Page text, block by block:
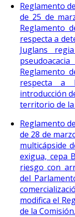
Reglamento
de 25 de
Reglamento
respecta a
Juglans
Reglamento
respecta a
introducción
territorio de la
Reglamento
de 28 de
multicápside
exigua, cepa
riesgo con
del
modifica el
de la Comisión.